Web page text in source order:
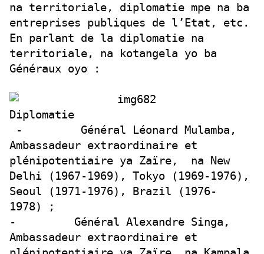
na territoriale, diplomatie mpe na ba
entreprises publiques de l’Etat, etc.
En parlant de la diplomatie na
territoriale, na kotangela yo ba
Généraux oyo :
Diplomatie
- Général Léonard Mulamba,
Ambassadeur extraordinaire et
plénipotentiaire ya Zaïre, na New
Delhi (1967-1969), Tokyo (1969-1976),
Seoul (1971-1976), Brazil (1976-
1978) ;
- Général Alexandre Singa,
Ambassadeur extraordinaire et